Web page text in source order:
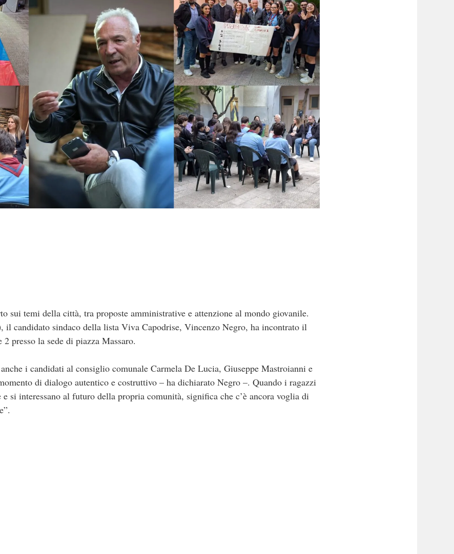
sui temi della città, tra proposte amministrative e attenzione al mondo giovanile.
il candidato sindaco della lista Viva Capodrise, Vincenzo Negro, ha incontrato il
presso la sede di piazza Massaro.
i candidati al consiglio comunale Carmela De Lucia, Giuseppe Mastroianni e
di dialogo autentico e costruttivo – ha dichiarato Negro –. Quando i ragazzi
si interessano al futuro della propria comunità, significa che c’è ancora voglia di